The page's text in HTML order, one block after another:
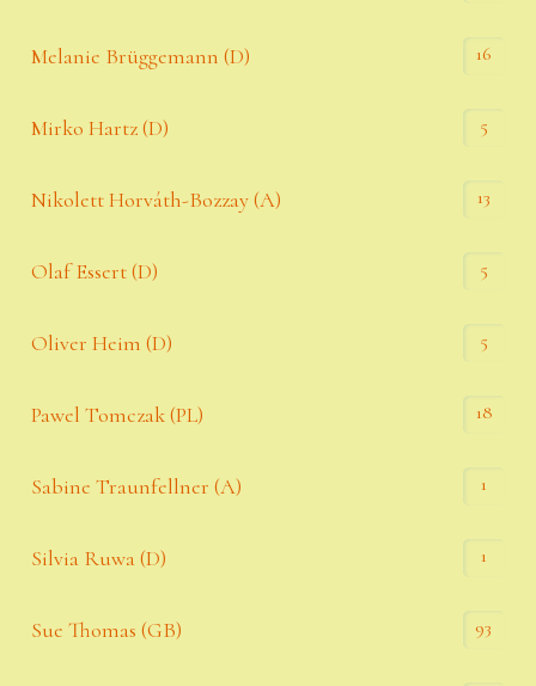
Melanie Brüggemann (D) 16
Mirko Hartz (D) 5
Nikolett Horváth-Bozzay (A) 13
Olaf Essert (D) 5
Oliver Heim (D) 5
Pawel Tomczak (PL) 18
Sabine Traunfellner (A) 1
Silvia Ruwa (D) 1
Sue Thomas (GB) 93